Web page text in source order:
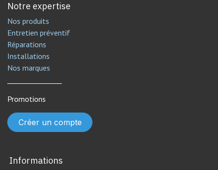
Notre expertise
Nos produits
Entretien préventif
Réparations
Installations
Nos marques
Promotions
Créer un compte
Informations